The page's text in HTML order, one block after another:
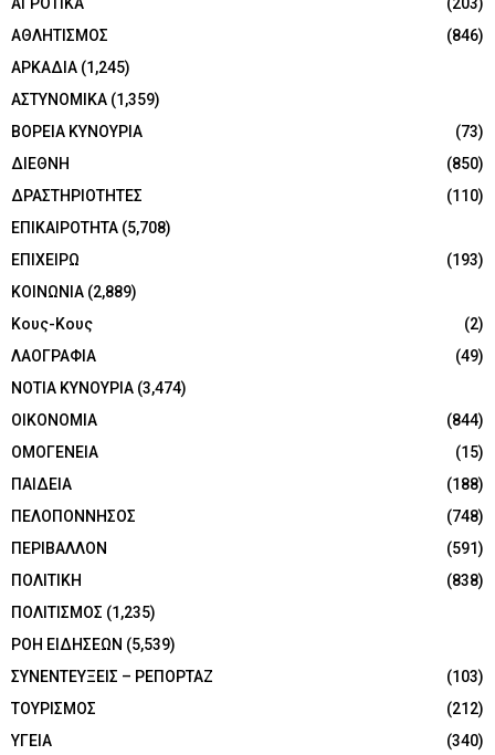
ΑΘΛΗΤΙΣΜΟΣ
(846)
ΑΡΚΑΔΙΑ (1,245)
ΑΣΤΥΝΟΜΙΚΑ (1,359)
ΒΟΡΕΙΑ ΚΥΝΟΥΡΙΑ
(73)
ΔΙΕΘΝΗ
(850)
ΔΡΑΣΤΗΡΙΟΤΗΤΕΣ
(110)
ΕΠΙΚΑΙΡΟΤΗΤΑ (5,708)
ΕΠΙΧΕΙΡΩ
(193)
ΚΟΙΝΩΝΙΑ (2,889)
Κους-Κους
(2)
ΛΑΟΓΡΑΦΙΑ
(49)
ΝΟΤΙΑ ΚΥΝΟΥΡΙΑ (3,474)
ΟΙΚΟΝΟΜΙΑ
(844)
ΟΜΟΓΕΝΕΙΑ
(15)
ΠΑΙΔΕΙΑ
(188)
ΠΕΛΟΠΟΝΝΗΣΟΣ
(748)
ΠΕΡΙΒΑΛΛΟΝ
(591)
ΠΟΛΙΤΙΚΗ
(838)
ΠΟΛΙΤΙΣΜΟΣ (1,235)
ΡΟΗ ΕΙΔΗΣΕΩΝ (5,539)
ΣΥΝΕΝΤΕΥΞΕΙΣ – ΡΕΠΟΡΤΑΖ
(103)
ΤΟΥΡΙΣΜΟΣ
(212)
ΥΓΕΙΑ
(340)